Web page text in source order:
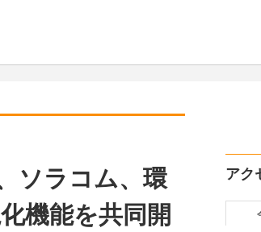
ソラコム、環
機能を共同開
アク